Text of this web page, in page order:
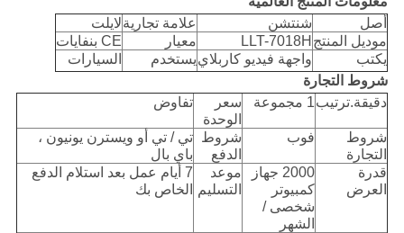
أصل
شنتشن علامة تجاريةلايلت
موديل المنتج LLT-7018H معيار
CE بنفايات
يكتب
واجهة فيديو كاربلاييستخدم
السيارات
شروط التجارة
دقيقة.ترتيب1 مجموعة
سعر
الوحدة
تفاوض
شروط
التجارة
فوب
شروط
الدفع
تي / تي أو ويسترن يونيون ،
باي بال
قدرة
العرض
2000 جهاز
كمبيوتر
شخصى /
الشهر
موعد
التسليم
7 أيام عمل بعد استلام الدفع
الخاص بك